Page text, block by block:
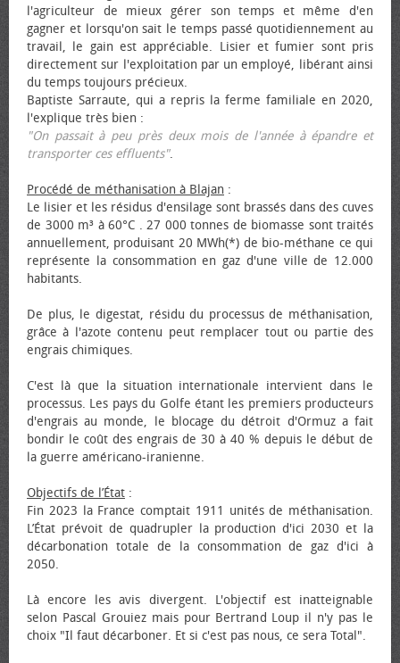
l'agriculteur de mieux gérer son temps et même d'en
gagner et lorsqu'on sait le temps passé quotidiennement au
travail, le gain est appréciable. Lisier et fumier sont pris
directement sur l'exploitation par un employé, libérant ainsi
du temps toujours précieux.
Baptiste Sarraute, qui a repris la ferme familiale en 2020,
l'explique très bien :
"On passait à peu près deux mois de l'année à épandre et
transporter ces effluents".
Procédé de méthanisation à Blajan :
Le lisier et les résidus d'ensilage sont brassés dans des cuves
de 3000 m³ à 60°C . 27 000 tonnes de biomasse sont traités
annuellement, produisant 20 MWh(*) de bio-méthane ce qui
représente la consommation en gaz d'une ville de 12.000
habitants.
De plus, le digestat, résidu du processus de méthanisation,
grâce à l'azote contenu peut remplacer tout ou partie des
engrais chimiques.
C'est là que la situation internationale intervient dans le
processus. Les pays du Golfe étant les premiers producteurs
d'engrais au monde, le blocage du détroit d'Ormuz a fait
bondir le coût des engrais de 30 à 40 % depuis le début de
la guerre américano-iranienne.
Objectifs de l’État :
Fin 2023 la France comptait 1911 unités de méthanisation.
L’État prévoit de quadrupler la production d'ici 2030 et la
décarbonation totale de la consommation de gaz d'ici à
2050.
Là encore les avis divergent. L'objectif est inatteignable
selon Pascal Grouiez mais pour Bertrand Loup il n'y pas le
choix "Il faut décarboner. Et si c'est pas nous, ce sera Total".